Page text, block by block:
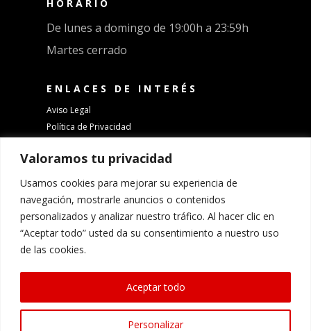
Valoramos tu privacidad
Usamos cookies para mejorar su experiencia de
navegación, mostrarle anuncios o contenidos
personalizados y analizar nuestro tráfico. Al hacer clic en
“Aceptar todo” usted da su consentimiento a nuestro uso
de las cookies.
Personalizar
Aceptar todo
HORARIO
De lunes a domingo de 19:00h a 23:59h
Martes cerrado
ENLACES DE INTERÉS
Aviso Legal
Política de Privacidad
¡TRABAJA CON NOSOTROS!
© 2024 QVIZIO ALL RIGHTS RESERVED
Designed By Mustache Creative